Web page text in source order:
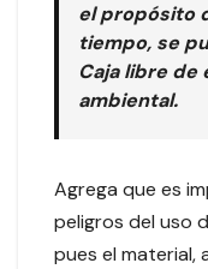
el propósito
tiempo, se
Caja libre
ambiental.
Agrega que es
peligros del uso
pues el material,